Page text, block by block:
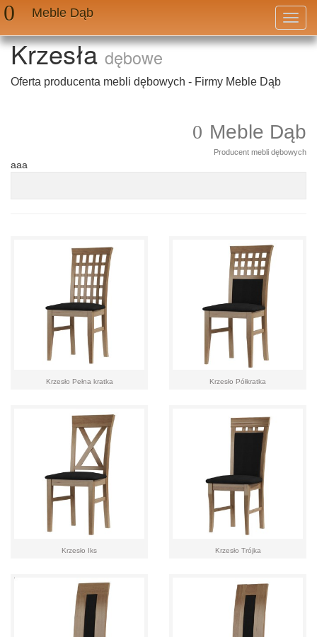
Meble Dąb
Krzesładębowe
Oferta producenta mebli dębowych - Firmy Meble Dąb
Meble Dąb
Producent mebli dębowych
aaa
Krzesło Pełna kratka Krzesło Półkratka
Krzesło Iks Krzesło Trójka